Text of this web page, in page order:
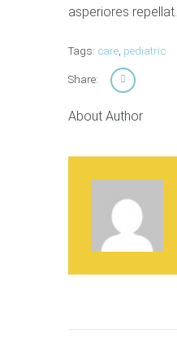
asperiores repellat.
Tags: care, pediatric
Share:
About Author